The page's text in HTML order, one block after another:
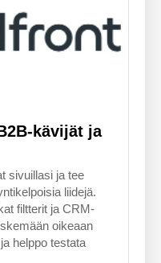
kävijät ja
sivuillasi ja tee
liidejä.
filtterit ja CRM-
oikeaan
helppo testata